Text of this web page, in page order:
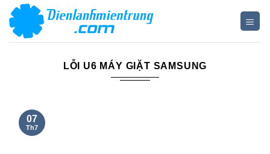
qua
LỖI U6 MÁY GIẶT SAMSUNG
07
Th7